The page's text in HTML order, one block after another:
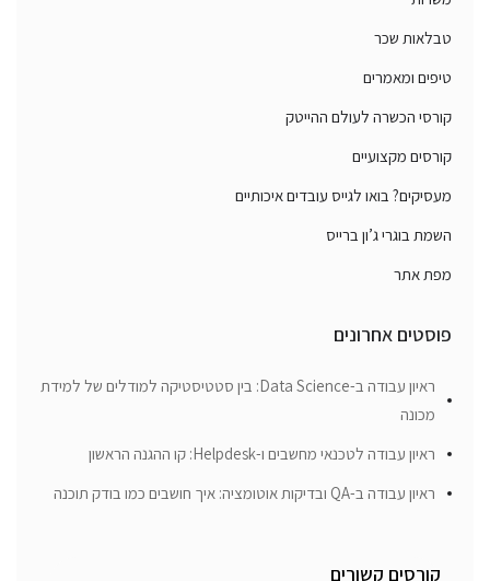
טבלאות שכר
טיפים ומאמרים
קורסי הכשרה לעולם ההייטק
קורסים מקצועיים
מעסיקים? בואו לגייס עובדים איכותיים
השמת בוגרי ג’ון ברייס
מפת אתר
פוסטים אחרונים
ראיון עבודה ב-Data Science: בין סטטיסטיקה למודלים של למידת
מכונה
ראיון עבודה לטכנאי מחשבים ו-Helpdesk: קו ההגנה הראשון
ראיון עבודה ב-QA ובדיקות אוטומציה: איך חושבים כמו בודק תוכנה
קורסים קשורים